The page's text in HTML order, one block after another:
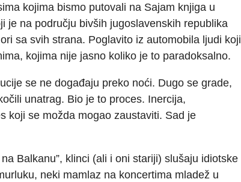
kojima bismo putovali na Sajam knjiga u
je na području bivših jugoslavenskih republika
sa svih strana. Poglavito iz automobila ljudi koji
kojima nije jasno koliko je to paradoksalno.
se ne događaju preko noći. Dugo se grade,
unatrag. Bio je to proces. Inercija,
koji se možda mogao zaustaviti. Sad je
Balkanu”, klinci (ali i oni stariji) slušaju idiotske
neki mamlaz na koncertima mladež u